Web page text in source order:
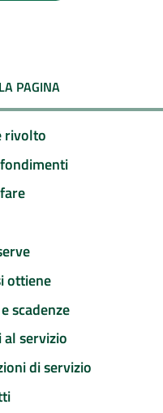
PAGINA
rivolto
ottiene
scadenze
al servizio
di servizio